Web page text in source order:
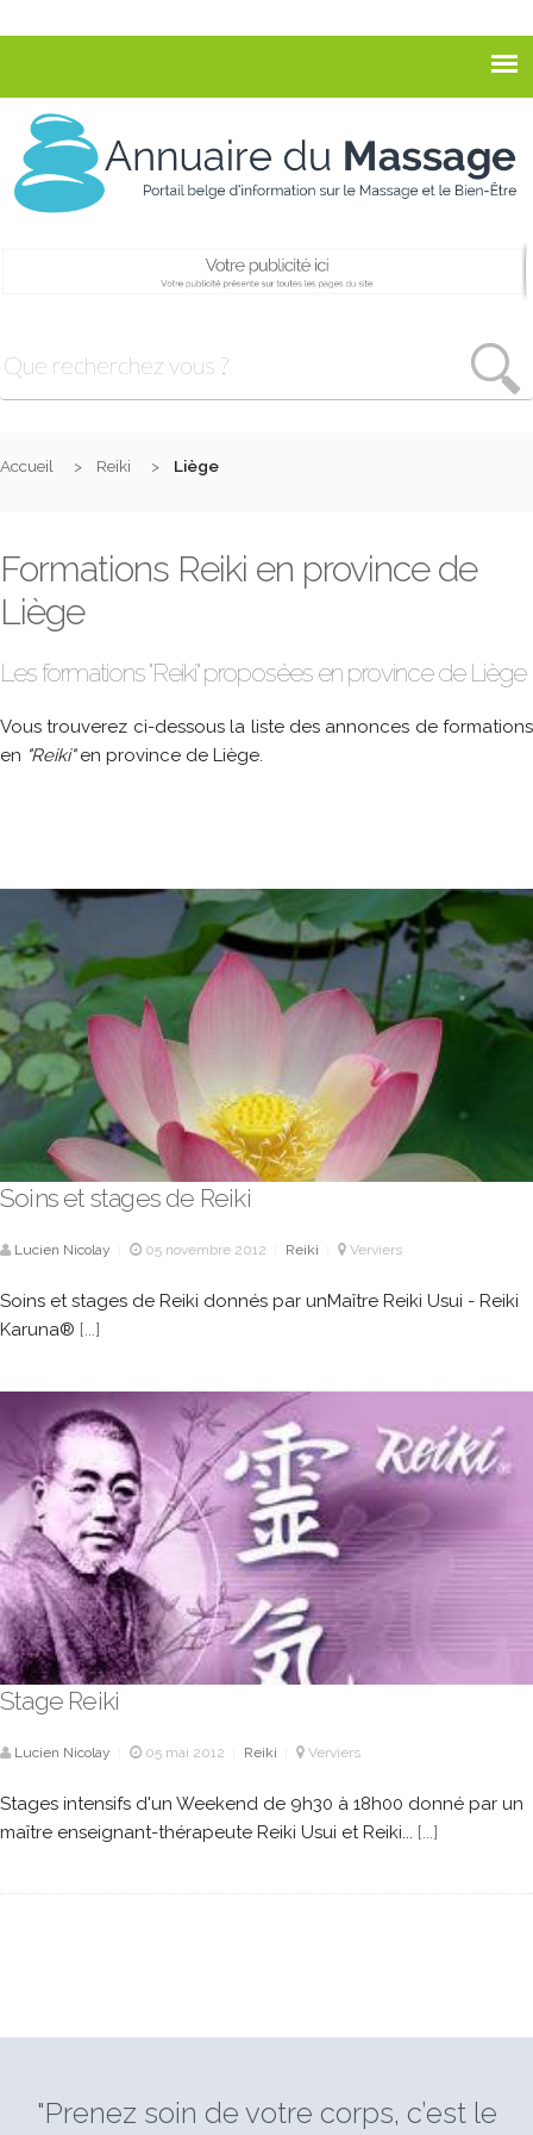
Accueil Reiki Liège
Formations Reiki en province de
Liège
Les formations "Reiki" proposées en province de Liège
Vous trouverez ci-dessous la liste des annonces de formations
en "Reiki"en province de Liège.
Soins et stages de Reiki
Lucien Nicolay 05 novembre 2012 Reiki Verviers
Soins et stages de Reiki donnés par unMaître Reiki Usui - Reiki
Karuna® [...]
Stage Reiki
Lucien Nicolay 05 mai 2012 Reiki Verviers
Stages intensifs d'un Weekend de 9h30 à 18h00 donné par un
maître enseignant-thérapeute Reiki Usui et Reiki... [...]
"Prenez soin de votre corps, c’est le